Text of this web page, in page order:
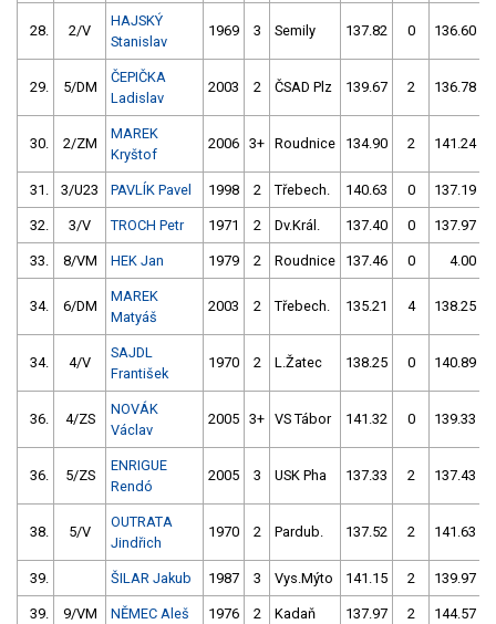
28. 2/V
HAJSKÝ
Stanislav
1969 3 Semily 137.82 0 136.60
29. 5/DM
ČEPIČKA
Ladislav
2003 2 ČSAD Plz 139.67 2 136.78
30. 2/ZM
MAREK
Kryštof
2006 3+ Roudnice 134.90 2 141.24
31. 3/U23 PAVLÍK Pavel 1998 2 Třebech. 140.63 0 137.19
32. 3/V TROCH Petr 1971 2 Dv.Král. 137.40 0 137.97
33. 8/VM HEK Jan 1979 2 Roudnice 137.46 0 4.00
34. 6/DM
MAREK
Matyáš
2003 2 Třebech. 135.21 4 138.25
34. 4/V
SAJDL
František
1970 2 L.Žatec 138.25 0 140.89
36. 4/ZS
NOVÁK
Václav
2005 3+ VS Tábor 141.32 0 139.33
36. 5/ZS
ENRIGUE
Rendó
2005 3 USK Pha 137.33 2 137.43
38. 5/V
OUTRATA
Jindřich
1970 2 Pardub. 137.52 2 141.63
39. ŠILAR Jakub 1987 3 Vys.Mýto 141.15 2 139.97
39. 9/VM NĚMEC Aleš 1976 2 Kadaň 137.97 2 144.57